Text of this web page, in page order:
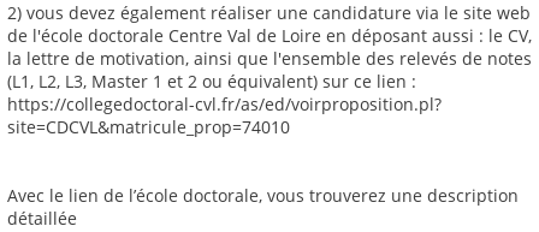
2) vous devez également réaliser une candidature via le site web
de l'école doctorale Centre Val de Loire en déposant aussi : le CV,
la lettre de motivation, ainsi que l'ensemble des relevés de notes
(L1, L2, L3, Master 1 et 2 ou équivalent) sur ce lien :
https://collegedoctoral-cvl.fr/as/ed/voirproposition.pl?
site=CDCVL&matricule_prop=74010
Avec le lien de l’école doctorale, vous trouverez une description
détaillée